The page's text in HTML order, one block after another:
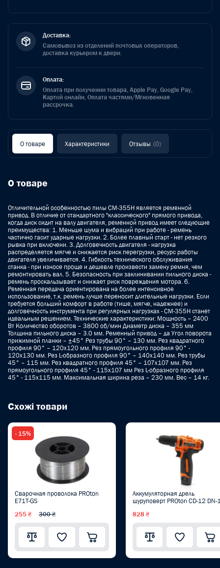
Доставка:
Самовывоз из отделений почтовых операторов,
доставка курьером к двери.
Оплата:
Оплата при получении товара, Apple Pay, Google Pay,
Картой онлайн, Оплата частями/Мгновенная
рассрочка.
О товаре Характеристики Отзывы (0)
О товаре
Отличительной особенностью пилы СМ-355H является ременной
привод. В отличие от стандартного "классического" прямого привода,
когда диск сидит на валу двигателя, ременной привод имеет следующие
преимущества: 1. Меньше шума и вибраций при работе - ремень
частично гасит ударные нагрузки. 2. Более плавный старт - нет резкого
рывка при включени. 3. Долговечность двигателя - нагрузка
распределяется мягче и снижается риск перегрузки, ресурс работы
двигателя увеличивается. 4. Гибкость технического обслуживания
станка - при износе проще и дешевле произвести замену ремня, чем
ремонтировать вал. 5. Безопасность при заклинивании пильного диска -
ремень проскальзывает и снижает риск повреждения мотора. 6.
Ременная передача ориентирована на более интенсивное
использование, т.к. ремень лучше переносит длительные нагрузки. Если
требуется больший комфорт в работе (тише, мягче, надежнее) и
долговечность инструмента при регулярных нагрузках - СМ-355Н станет
идеальным решением. Технические характеристики: Мощность – 2400
Вт Количество оборотов – 3800 об/мин Диаметр диска – 355 мм
Толщина пильного диска – 3.0 мм. Ременный привод – да Угол поворота
прижимной планки – ±45° Рез трубы 90° – 130 мм. Рез квадратного
профиля 90° – 120х120 мм. Рез прямоугольного профиля 90° -
120х130 мм. Рез L-образного профиля 90° – 140х140 мм. Рез трубы
45° – 115 мм. Рез квадратного профиля 45° – 107х107 мм. Рез
прямоугольного профиля 45° - 115х107 мм Рез L-образного профиля
45° - 115х115 мм. Максимальная ширина реза – 230 мм. Вес – 14 кг.
Схожі товари
- 15%
Сварочная проволока PROton
E71T-GS
255 ₴ 300 ₴
Аккумуляторная дрель
шуруповерт PROton CD-12 DN-
828 ₴